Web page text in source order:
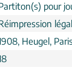
pour
Heugel,